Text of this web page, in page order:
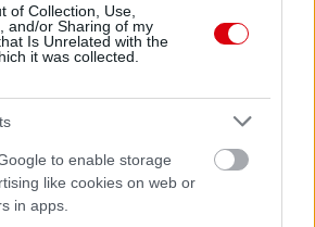
of Collection, Use,
and/or Sharing of my
Is Unrelated with the
it was collected.
to enable storage
like cookies on web or
in apps.
Germainvs
United
mérkőzés